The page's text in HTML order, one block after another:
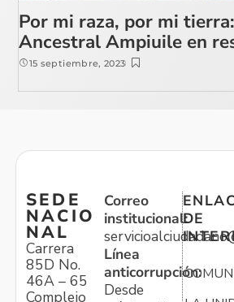
Por mi raza, por mi
Ancestral Ampiuile en
15 septiembre, 2023
SEDE
NACIO
NAL
Carrera
85D No.
46A – 65
Complejo
Correo
institucional:
Línea
anticorrupción:
Desde
DE